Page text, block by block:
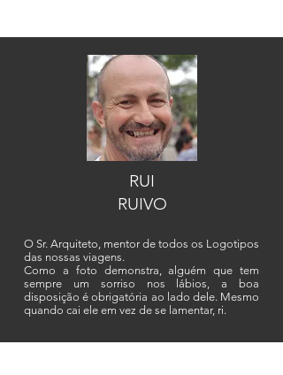
RUI
RUIVO
O Sr. Arquiteto, mentor de todos os Logotipos
das nossas viagens.
Como a foto demonstra, alguém que tem
sempre um sorriso nos lábios, a boa
disposição é obrigatória ao lado dele. Mesmo
quando cai ele em vez de se lamentar, ri.